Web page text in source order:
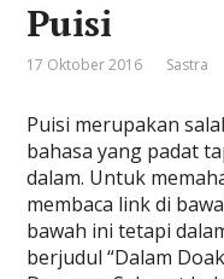
Puisi
17 Oktober 2016 Sastra
Puisi merupakan
bahasa yang padat
dalam. Untuk
membaca link di
bawah ini tetapi
berjudul “Dalam